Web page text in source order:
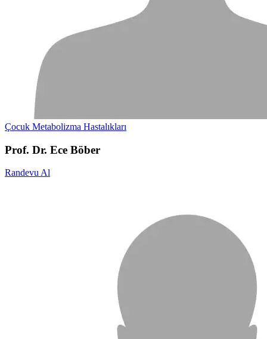
Çocuk Metabolizma Hastalıkları
Prof. Dr. Ece Böber
Randevu Al